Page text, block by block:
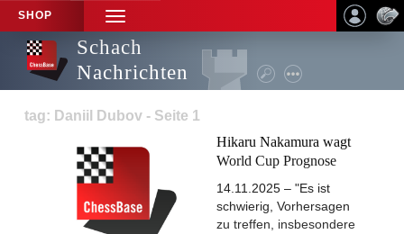
SHOP
TOGGLE
NAVIGATION
Schach
Nachrichten
tag: Daniil Dubov - Seite 1
Hikaru Nakamura wagt
World Cup Prognose
14.11.2025 – "Es ist
schwierig, Vorhersagen
zu treffen, insbesondere